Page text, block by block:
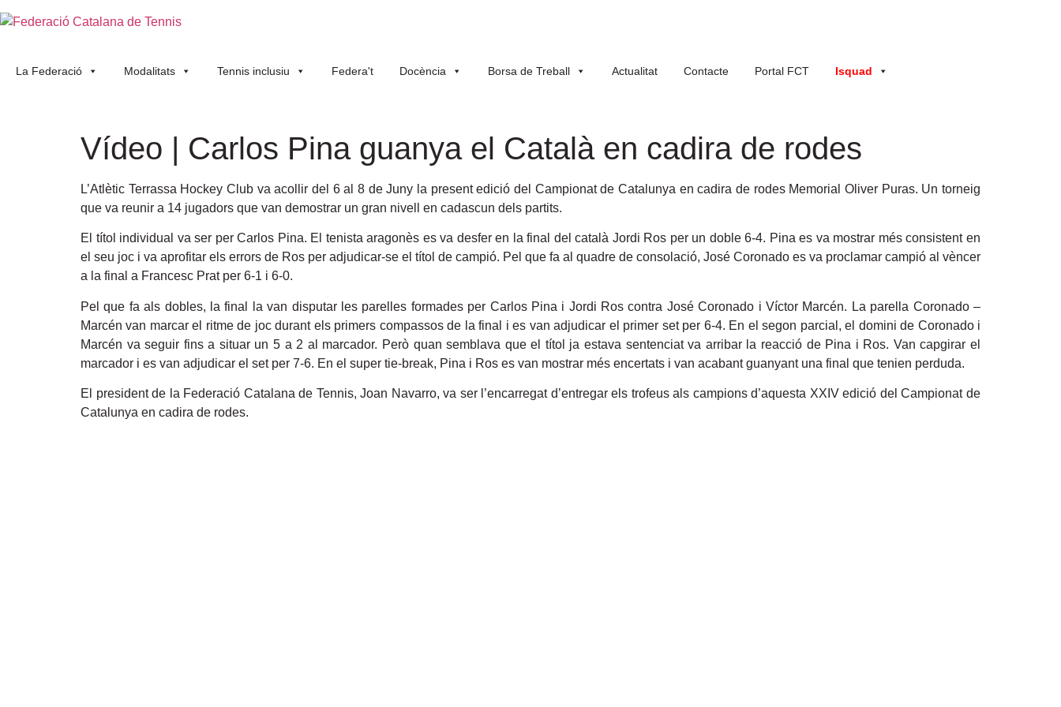
La Federació Modalitats Tennis inclusiu Federa't Docència Borsa de Treball Actualitat Contacte Portal FCT Isquad
Vídeo | Carlos Pina guanya el Català en cadira de rodes
L’Atlètic Terrassa Hockey Club va acollir del 6 al 8 de Juny la present edició del Campionat de Catalunya en cadira de rodes Memorial Oliver Puras. Un torneig
que va reunir a 14 jugadors que van demostrar un gran nivell en cadascun dels partits.
El títol individual va ser per Carlos Pina. El tenista aragonès es va desfer en la final del català Jordi Ros per un doble 6-4. Pina es va mostrar més consistent en
el seu joc i va aprofitar els errors de Ros per adjudicar-se el títol de campió. Pel que fa al quadre de consolació, José Coronado es va proclamar campió al vèncer
a la final a Francesc Prat per 6-1 i 6-0.
Pel que fa als dobles, la final la van disputar les parelles formades per Carlos Pina i Jordi Ros contra José Coronado i Víctor Marcén. La parella Coronado –
Marcén van marcar el ritme de joc durant els primers compassos de la final i es van adjudicar el primer set per 6-4. En el segon parcial, el domini de Coronado i
Marcén va seguir fins a situar un 5 a 2 al marcador. Però quan semblava que el títol ja estava sentenciat va arribar la reacció de Pina i Ros. Van capgirar el
marcador i es van adjudicar el set per 7-6. En el super tie-break, Pina i Ros es van mostrar més encertats i van acabant guanyant una final que tenien perduda.
El president de la Federació Catalana de Tennis, Joan Navarro, va ser l’encarregat d’entregar els trofeus als campions d’aquesta XXIV edició del Campionat de
Catalunya en cadira de rodes.